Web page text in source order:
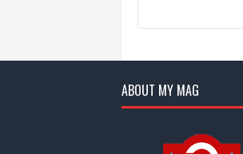
ABOUT MY MAG